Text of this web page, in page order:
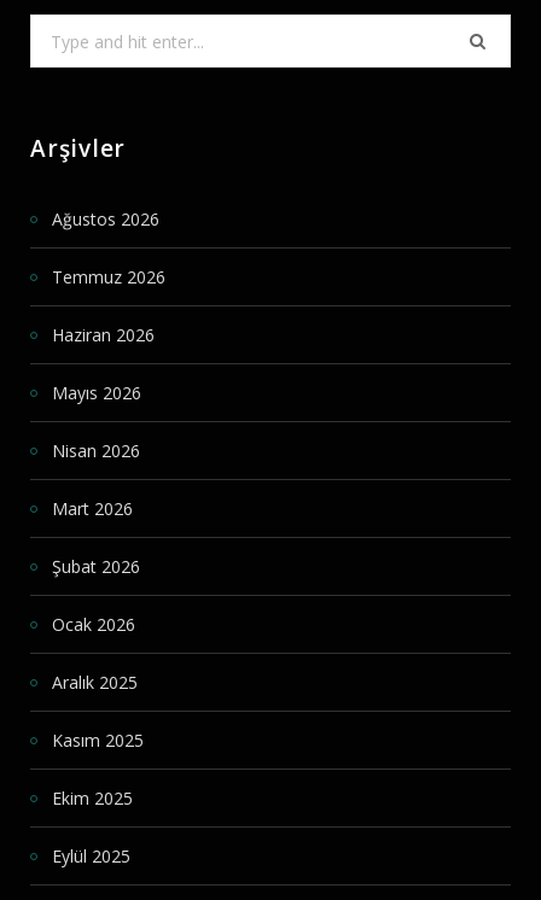
Arşivler
Ağustos 2026
Temmuz 2026
Haziran 2026
Mayıs 2026
Nisan 2026
Mart 2026
Şubat 2026
Ocak 2026
Aralık 2025
Kasım 2025
Ekim 2025
Eylül 2025